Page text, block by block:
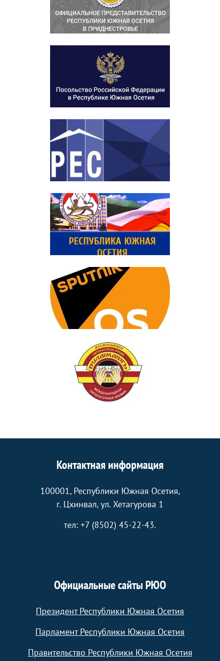
Контактная информация
100001, Республики Южная Осетия,
г. Цхинвал, ул. Хетагурова 1
тел: +7 (8502) 45-22-43.
Официальные сайты РЮО
Президент Республики Южная Осетия
Парламент Республики Южная Осетия
Правительство Республики Южная Осетия